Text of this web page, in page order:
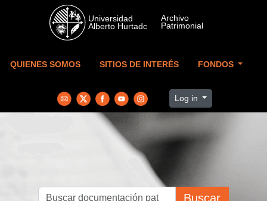
Skip to main content
QUIENES SOMOS SITIOS DE INTERÉS FONDOS
Log in
Buscar